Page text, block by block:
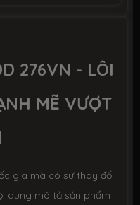
276VN - LÔI
MẼ VƯỢT
gia mà có sự thay đổi
dung mô tả sản phẩm